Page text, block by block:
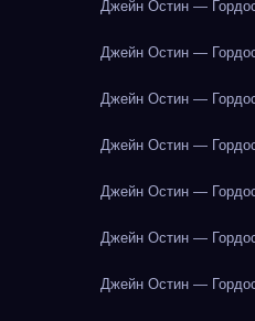
Джейн Остин —
Джейн Остин —
Джейн Остин —
Джейн Остин —
Джейн Остин —
Джейн Остин —
Джейн Остин —